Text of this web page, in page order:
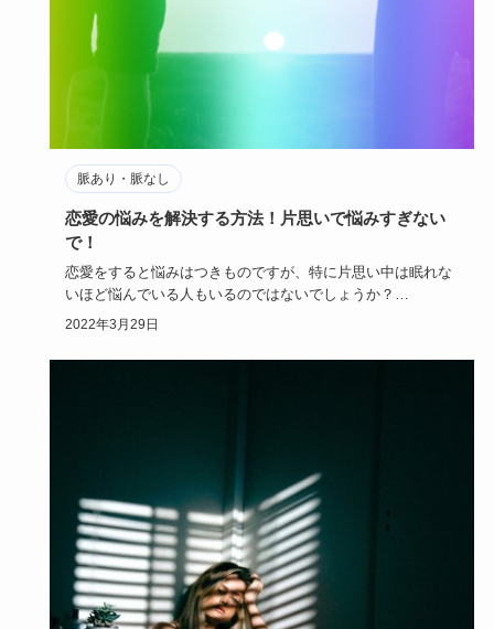
脈あり・脈なし
恋愛の悩みを解決する方法！片思いで悩みすぎない
で！
恋愛をすると悩みはつきものですが、特に片思い中は眠れな
いほど悩んでいる人もいるのではないでしょうか？
悩みすぎると恋愛は…
2022年3月29日